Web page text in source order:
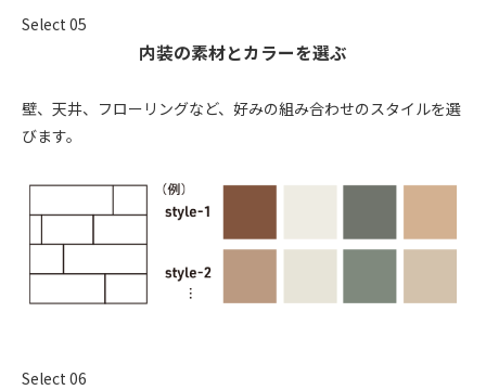
Select 05
内装の素材とカラーを選ぶ
壁、天井、フローリングなど、好みの組み合わせのスタイルを選
びます。
Select 06